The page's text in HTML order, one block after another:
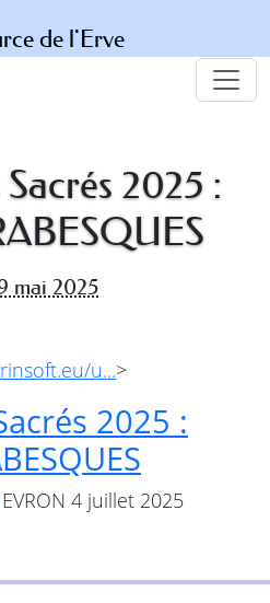
de l'Erve
2025 :
mai 2025
u...>
2025 :
EVRON 4 juillet 2025